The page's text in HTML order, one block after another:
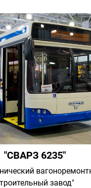
"СВАРЗ 6235"
вагоноремонтно-
завод"